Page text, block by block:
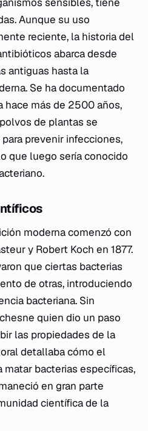
Aunque su uso
reciente, la historia del
abarca desde
antiguas hasta la
Se ha documentado
hace más de 2500 años,
de plantas se
prevenir infecciones,
que luego sería conocido
moderna comenzó con
y Robert Koch en 1877.
que ciertas bacterias
de otras, introduciendo
bacteriana. Sin
quien dio un paso
las propiedades de la
detallaba cómo el
matar bacterias específicas,
en gran parte
científica de la